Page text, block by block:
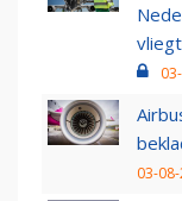
03-